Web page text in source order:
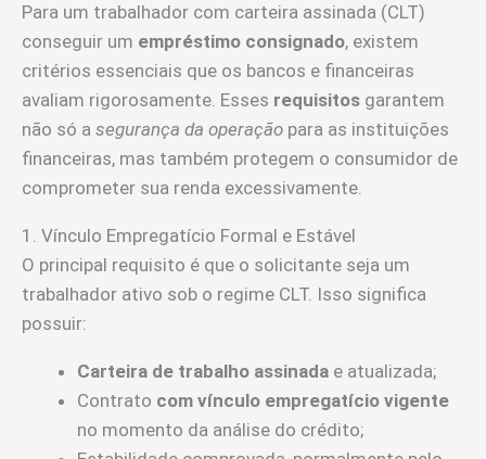
Para um trabalhador com carteira assinada (CLT)
conseguir um empréstimo consignado, existem
critérios essenciais que os bancos e financeiras
avaliam rigorosamente. Esses requisitos garantem
não só a segurança da operação para as instituições
financeiras, mas também protegem o consumidor de
comprometer sua renda excessivamente.
1. Vínculo Empregatício Formal e Estável
O principal requisito é que o solicitante seja um
trabalhador ativo sob o regime CLT. Isso significa
possuir:
Carteira de trabalho assinada e atualizada;
Contrato com vínculo empregatício vigente
no momento da análise do crédito;